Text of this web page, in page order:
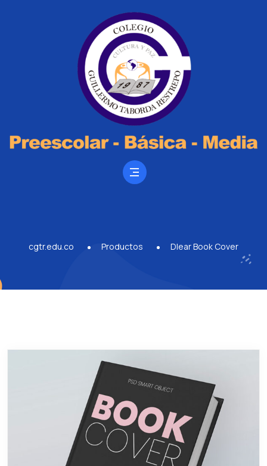
cgtr.edu.co Productos Dlear Book Cover